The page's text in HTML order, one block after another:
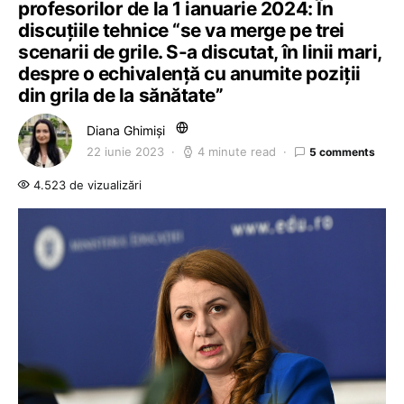
profesorilor de la 1 ianuarie 2024: În
discuțiile tehnice “se va merge pe trei
scenarii de grile. S-a discutat, în linii mari,
despre o echivalență cu anumite poziții
din grila de la sănătate”
Diana Ghimiși
22 iunie 2023 4 minute read 5 comments
4.523 de vizualizări